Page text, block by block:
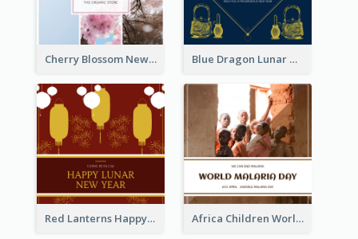
Cherry Blossom New Arrival Instagram Post Blue Dragon Lunar New Year Instagram Post
Red Lanterns Happy Lunar New Year Instagram Post Africa Children World Malaria Day Instagram Post